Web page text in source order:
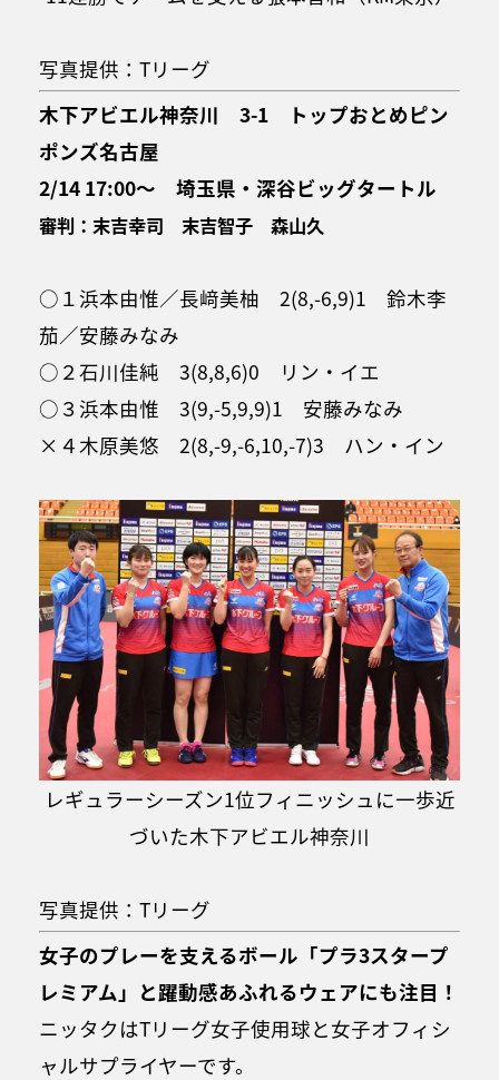
写真提供：Tリーグ
木下アビエル神奈川 3-1 トップおとめピン
ポンズ名古屋
2/14 17:00～ 埼玉県・深谷ビッグタートル
審判：末吉幸司 末吉智子 森山久
○１浜本由惟／長﨑美柚 2(8,-6,9)1 鈴木李
茄／安藤みなみ
○２石川佳純 3(8,8,6)0 リン・イエ
○３浜本由惟 3(9,-5,9,9)1 安藤みなみ
×４木原美悠 2(8,-9,-6,10,-7)3 ハン・イン
レギュラーシーズン1位フィニッシュに一歩近
づいた木下アビエル神奈川
写真提供：Tリーグ
女子のプレーを支えるボール「プラ3スタープ
レミアム」と躍動感あふれるウェアにも注目！
ニッタクはTリーグ女子使用球と女子オフィシ
ャルサプライヤーです。